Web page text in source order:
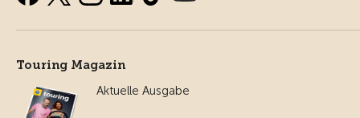
Touring Magazin
Aktuelle Ausgabe